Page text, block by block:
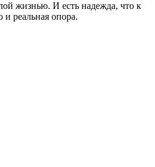
жизнью. И есть надежда, что к
реальная опора.